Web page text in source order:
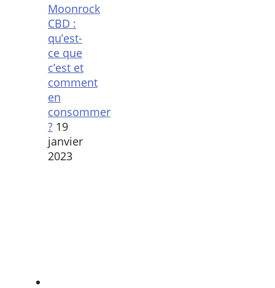
Moonrock
CBD :
qu’est-
ce que
c’est et
comment
en
consommer
? 19
janvier
2023